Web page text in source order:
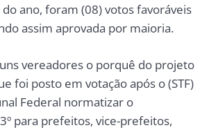
ano, foram (08) votos favoráveis
assim aprovada por maioria.
vereadores o porquê do projeto
foi posto em votação após o (STF)
Federal normatizar o
para prefeitos, vice-prefeitos,